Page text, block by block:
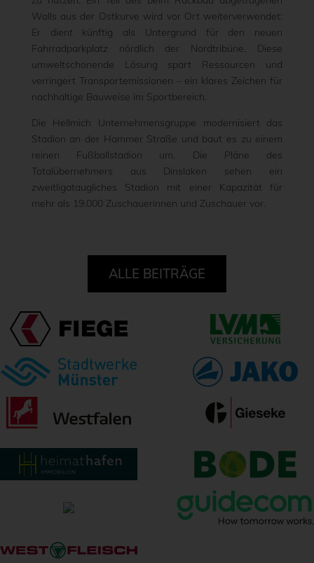
Walls aus der Ostkurve wird vor Ort weiterverwendet:
Er dient künftig als Untergrund für den neuen
Fahrradparkplatz nördlich der Nordtribüne. Diese
umweltschonende Lösung spart Ressourcen und
verringert Transportemissionen – ein klares Zeichen für
nachhaltige Bauweise im Sportbereich.
Die Hellmich Unternehmensgruppe modernisiert das
Stadion an der Hammer Straße und baut es zu einem
reinen Fußballstadion um. Die Pläne des
Totalübernehmers aus Dinslaken sehen ein
zweitligataugliches Stadion mit einer Kapazität für
mehr als 19.000 Zuschauerinnen und Zuschauer vor.
ALLE BEITRÄGE